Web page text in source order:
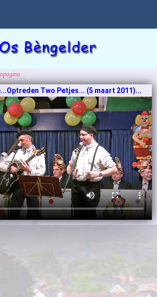
Two Petjes... (5 maart 2011)...